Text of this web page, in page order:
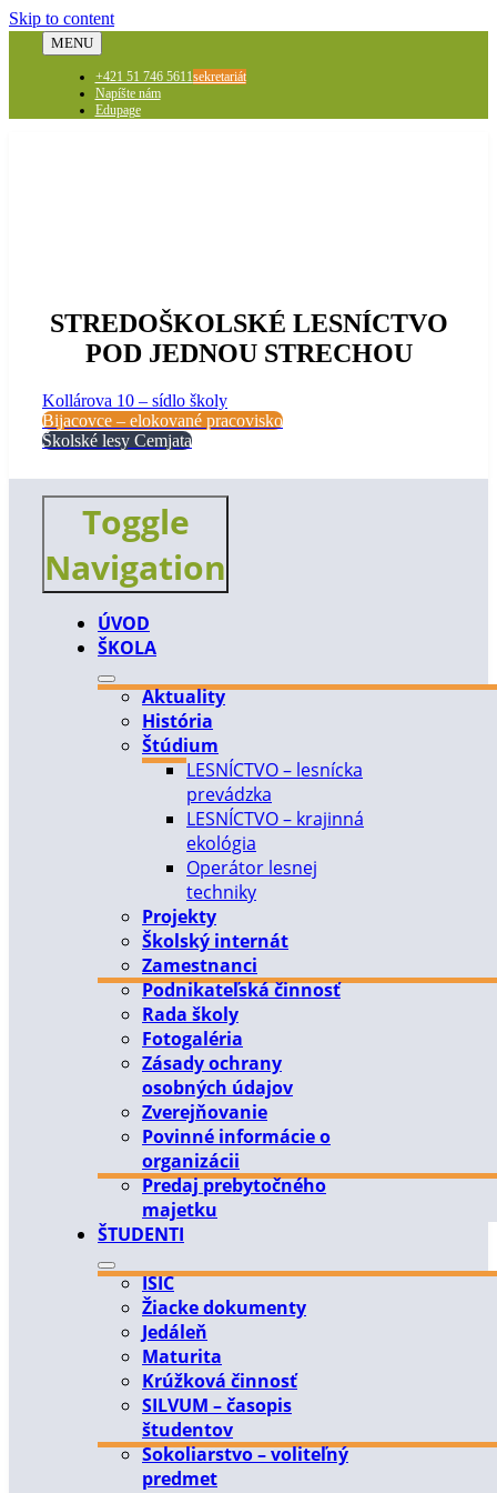
Skip to content
MENU
+421 51 746 5611sekretariát
Napíšte nám
Edupage
STREDOŠKOLSKÉ LESNÍCTVO
POD JEDNOU STRECHOU
Kollárova 10 – sídlo školy
Bijacovce – elokované pracovisko
Školské lesy Cemjata
Toggle
Navigation
ÚVOD
ŠKOLA
Aktuality
História
Štúdium
LESNÍCTVO – lesnícka
prevádzka
LESNÍCTVO – krajinná
ekológia
Operátor lesnej
techniky
Projekty
Školský internát
Zamestnanci
Podnikateľská činnosť
Rada školy
Fotogaléria
Zásady ochrany
osobných údajov
Zverejňovanie
Povinné informácie o
organizácii
Predaj prebytočného
majetku
ŠTUDENTI
ISIC
Žiacke dokumenty
Jedáleň
Maturita
Krúžková činnosť
SILVUM – časopis
študentov
Sokoliarstvo – voliteľný
predmet